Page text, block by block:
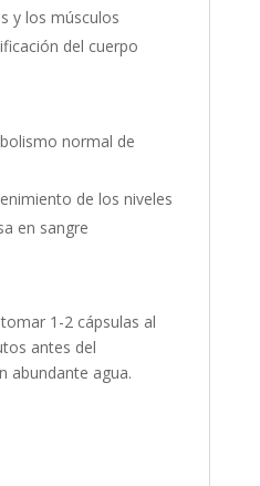
y los músculos
del cuerpo
normal de
de los niveles
en sangre
1-2 cápsulas al
antes del
abundante agua.